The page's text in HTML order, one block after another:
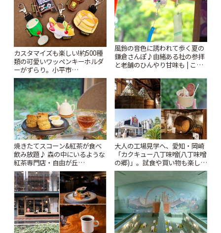
カスタマイズも楽しい!約500種
類の可愛いワッペンキーホルダ
ーがずらり。小平市
「Kimamaya T&K」 | ことりっ
ぷ
風鈴の音色に誘われて歩く夏の
鎌倉さんぽ♪由緒ある社の参拝
と老舗のひんやり甘味も | こと
焼きたてスコーン&紅茶が食べ
飲み放題♪ 森の中にいるような
紅茶専門店・自由が丘
「YOTSUBA TEA」でのんびり
時間 | ことりっぷ
大人の工場見学へ、愛知・岡崎
「カクキュー八丁味噌(八丁味噌
の郷)」。試食や買い物も楽しみ
♪ | ことりっぷ